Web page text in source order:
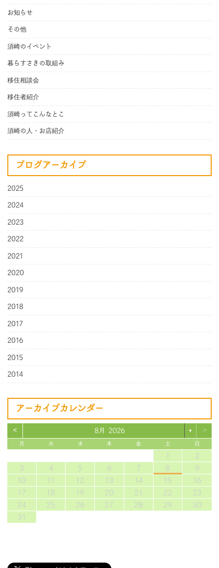
お知らせ
その他
須崎のイベント
暮らすさきの取組み
移住相談会
移住者紹介
須崎ってこんなとこ
須崎の人・お店紹介
ブログアーカイブ
2025
2024
2023
2022
2021
2020
2019
2018
2017
2016
2015
2014
アーカイブカレンダー
< 8月 2026 ▼ >
月 火 水 木 金 土 日
1
2
3
4 5 6 7 8
9
10
11 12 13 14 15
16
17
18 19 20 21 22
23
24
25 26 27 28 29
30
31